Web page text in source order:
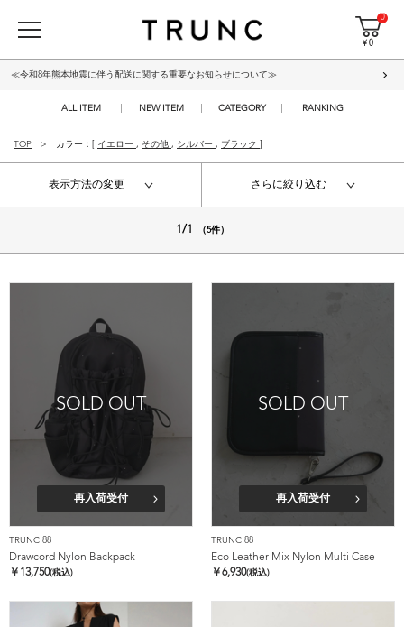
0
¥ 0
≪令和8年熊本地震に伴う配送に関する重要なお知らせについて≫
ALL ITEM NEW ITEM CATEGORY RANKING
TOP カラー：[ イエロー , その他 , シルバー , ブラック
表示方法の変更 さらに絞り込む
1/1 （5件）
SOLD OUT
再入荷受付
TRUNC 88
Drawcord Nylon Backpack
￥ 13,750(税込)
SOLD OUT
再入荷受付
TRUNC 88
Eco Leather Mix Nylon Multi Case
￥6,930(税込)